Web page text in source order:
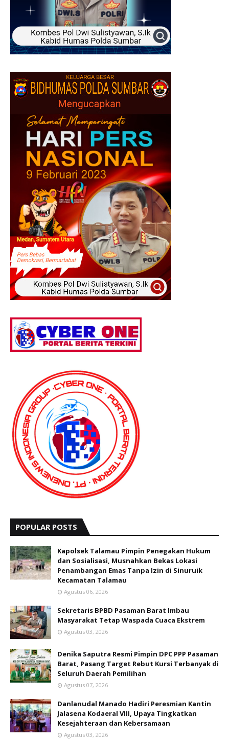
POPULAR POSTS
Kapolsek Talamau Pimpin Penegakan Hukum
dan Sosialisasi, Musnahkan Bekas Lokasi
Penambangan Emas Tanpa Izin di Sinuruik
Kecamatan Talamau
Agustus 06, 2026
Sekretaris BPBD Pasaman Barat Imbau
Masyarakat Tetap Waspada Cuaca Ekstrem
Agustus 03, 2026
Denika Saputra Resmi Pimpin DPC PPP Pasaman
Barat, Pasang Target Rebut Kursi Terbanyak di
Seluruh Daerah Pemilihan
Agustus 07, 2026
Danlanudal Manado Hadiri Peresmian Kantin
Jalasena Kodaeral VIII, Upaya Tingkatkan
Kesejahteraan dan Kebersamaan
Agustus 03, 2026